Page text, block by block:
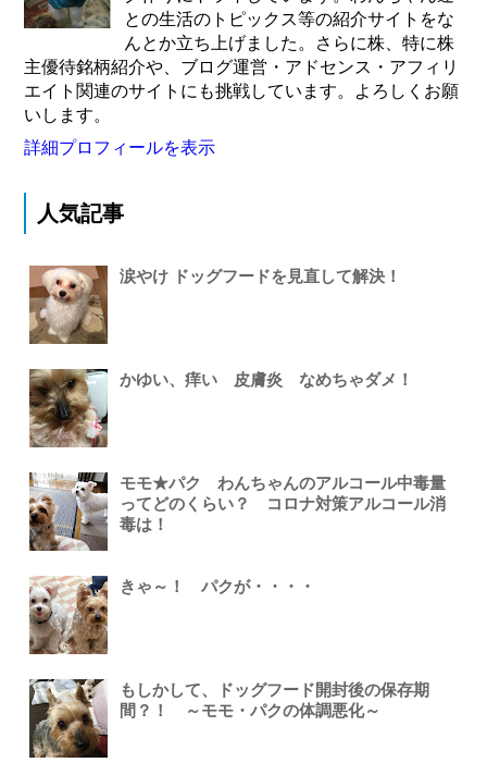
との生活のトピックス等の紹介サイトをな
んとか立ち上げました。さらに株、特に株
主優待銘柄紹介や、ブログ運営・アドセンス・アフィリ
エイト関連のサイトにも挑戦しています。よろしくお願
いします。
詳細プロフィールを表示
人気記事
涙やけ ドッグフードを見直して解決！
かゆい、痒い 皮膚炎 なめちゃダメ！
モモ★パク わんちゃんのアルコール中毒量
ってどのくらい？ コロナ対策アルコール消
毒は！
きゃ～！ パクが・・・・
もしかして、ドッグフード開封後の保存期
間？！ ～モモ・パクの体調悪化～